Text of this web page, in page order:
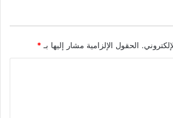
الحقول الإلزامية مشار إليها بـ *